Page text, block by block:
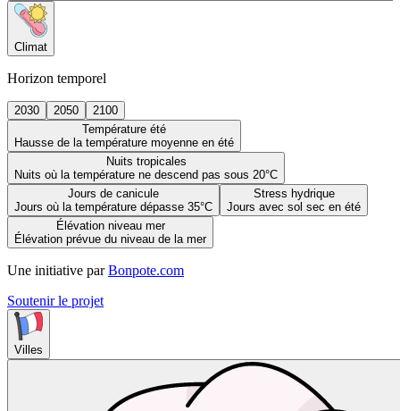
Climat
Horizon temporel
2030 2050
2100
Température été
Hausse de la température moyenne en été
Nuits tropicales
Nuits où la température ne descend pas sous 20°C
Jours de canicule
Jours où la température dépasse 35°C
Stress hydrique
Jours avec sol sec en été
Élévation niveau mer
Élévation prévue du niveau de la mer
Une initiative par Bonpote.com
Soutenir le projet
Villes